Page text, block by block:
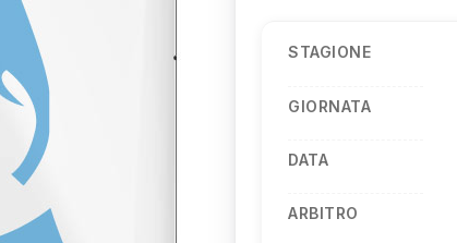
STAGIONE
GIORNATA
DATA
ARBITRO